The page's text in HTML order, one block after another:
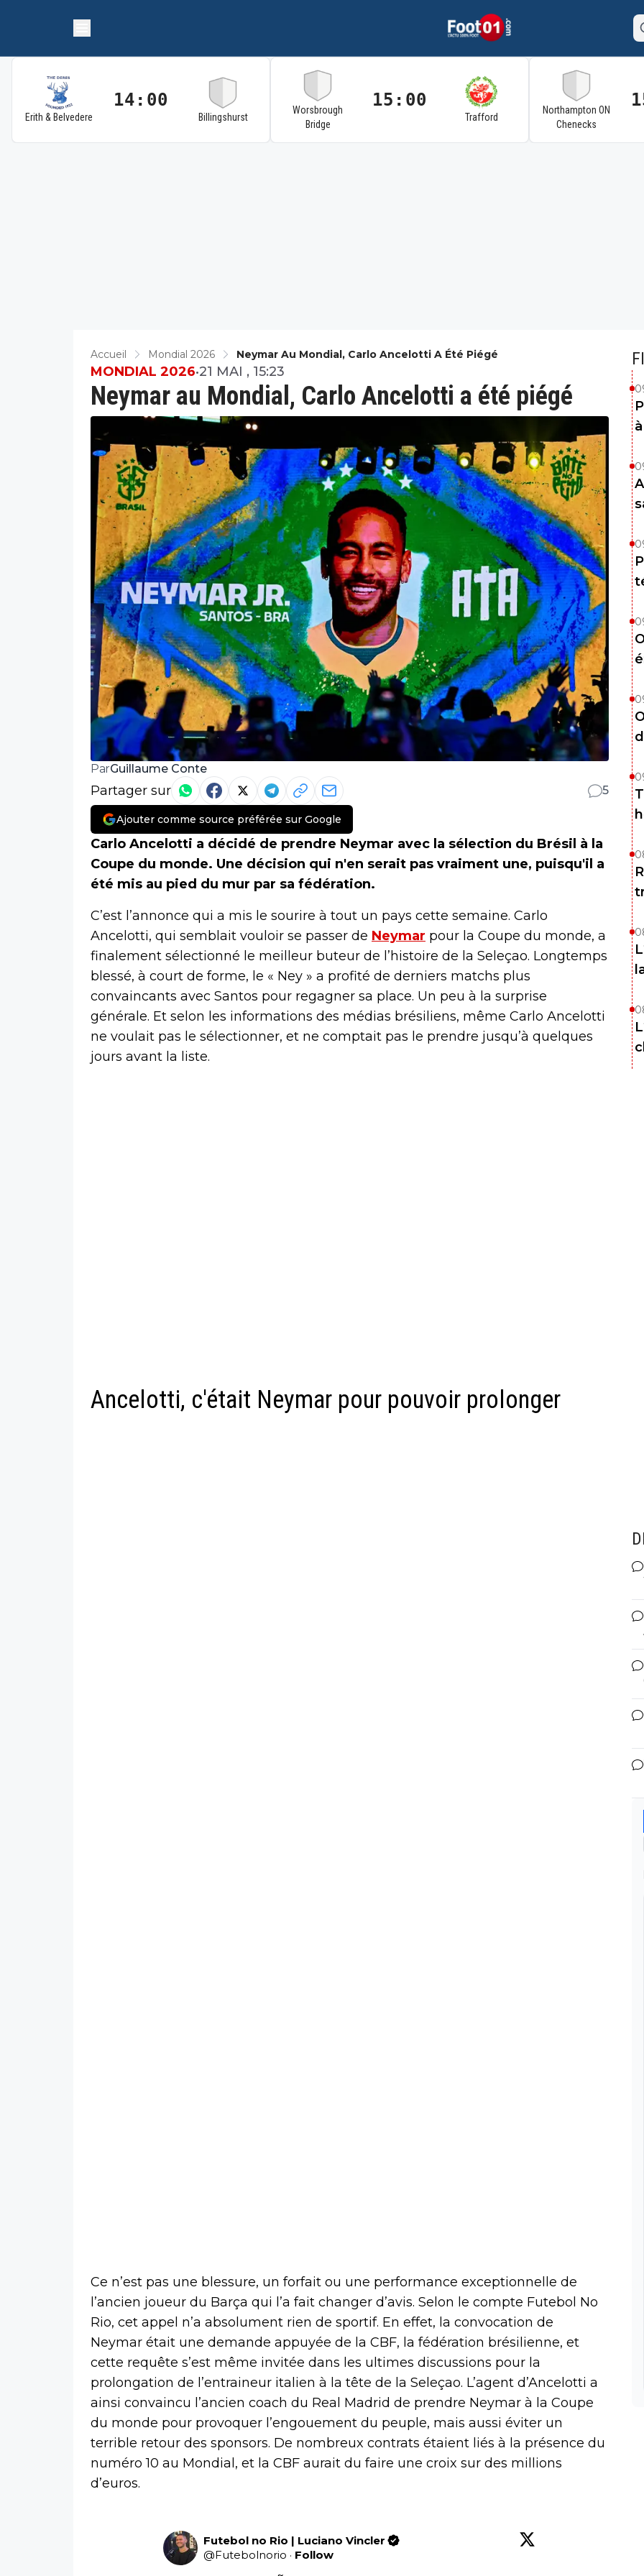
Erith & Belvedere
14:00
Billingshurst
Worsbrough
Bridge
15:00
Trafford
Northampton ON
Chenecks
Accueil Mondial 2026 Neymar Au Mondial, Carlo Ancelotti A Été Piégé
Neymar au Mondial, Carlo Ancelotti a été piégé
MONDIAL 2026•21 MAI , 15:23
ParGuillaume Conte
Partager sur 5
Ajouter comme source préférée sur Google
Carlo Ancelotti a décidé de prendre Neymar avec la sélection du Brésil à la
Coupe du monde. Une décision qui n'en serait pas vraiment une, puisqu'il a
été mis au pied du mur par sa fédération.
C’est l’annonce qui a mis le sourire à tout un pays cette semaine. Carlo
Ancelotti, qui semblait vouloir se passer de Neymar pour la Coupe du monde, a
finalement sélectionné le meilleur buteur de l’histoire de la Seleçao. Longtemps
blessé, à court de forme, le « Ney » a profité de derniers matchs plus
convaincants avec Santos pour regagner sa place. Un peu à la surprise
générale. Et selon les informations des médias brésiliens, même Carlo Ancelotti
ne voulait pas le sélectionner, et ne comptait pas le prendre jusqu’à quelques
jours avant la liste.
Ancelotti, c'était Neymar pour pouvoir prolonger
Ce n’est pas une blessure, un forfait ou une performance exceptionnelle de
l’ancien joueur du Barça qui l’a fait changer d’avis. Selon le compte Futebol No
Rio, cet appel n’a absolument rien de sportif. En effet, la convocation de
Neymar était une demande appuyée de la CBF, la fédération brésilienne, et
cette requête s’est même invitée dans les ultimes discussions pour la
prolongation de l’entraineur italien à la tête de la Seleçao. L’agent d’Ancelotti a
ainsi convaincu l’ancien coach du Real Madrid de prendre Neymar à la Coupe
du monde pour provoquer l’engouement du peuple, mais aussi éviter un
terrible retour des sponsors. De nombreux contrats étaient liés à la présence du
numéro 10 au Mondial, et la CBF aurait du faire une croix sur des millions
d’euros.
Futebol no Rio | Luciano Vincler
@Futebolnorio · Follow